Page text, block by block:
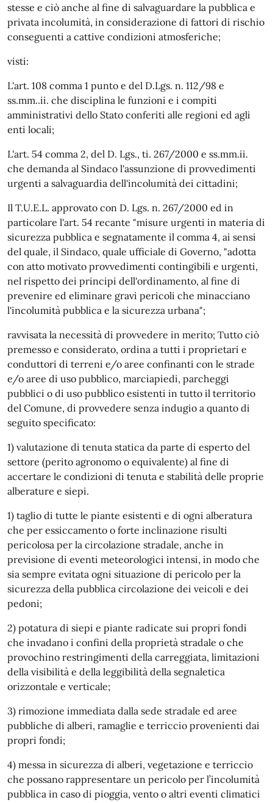
stesse e ciò anche al fine di salvaguardare la pubblica e
privata incolumità, in considerazione di fattori di rischio
conseguenti a cattive condizioni atmosferiche;
visti:
L'art. 108 comma 1 punto e del D.Lgs. n. 112/98 e
ss.mm..ii. che disciplina le funzioni e i compiti
amministrativi dello Stato conferiti alle regioni ed agli
enti locali;
L'art. 54 comma 2, del D. Lgs., ti. 267/2000 e ss.mm.ii.
che demanda al Sindaco l'assunzione di provvedimenti
urgenti a salvaguardia dell'incolumità dei cittadini;
Il T.U.E.L. approvato con D. Lgs. n. 267/2000 ed in
particolare l'art. 54 recante "misure urgenti in materia di
sicurezza pubblica e segnatamente il comma 4, ai sensi
del quale, il Sindaco, quale ufficiale di Governo, "adotta
con atto motivato provvedimenti contingibili e urgenti,
nel rispetto dei principi dell'ordinamento, al fine di
prevenire ed eliminare gravi pericoli che minacciano
l'incolumità pubblica e la sicurezza urbana";
ravvisata la necessità di provvedere in merito; Tutto ciò
premesso e considerato, ordina a tutti i proprietari e
conduttori di terreni e/o aree confinanti con le strade
e/o aree di uso pubblico, marciapiedi, parcheggi
pubblici o di uso pubblico esistenti in tutto il territorio
del Comune, di provvedere senza indugio a quanto di
seguito specificato:
1) valutazione di tenuta statica da parte di esperto del
settore (perito agronomo o equivalente) al fine di
accertare le condizioni di tenuta e stabilità delle proprie
alberature e siepi.
1) taglio di tutte le piante esistenti e di ogni alberatura
che per essiccamento o forte inclinazione risulti
pericolosa per la circolazione stradale, anche in
previsione di eventi meteorologici intensi, in modo che
sia sempre evitata ogni situazione di pericolo per la
sicurezza della pubblica circolazione dei veicoli e dei
pedoni;
2) potatura di siepi e piante radicate sui propri fondi
che invadano i confini della proprietà stradale o che
provochino restringimenti della carreggiata, limitazioni
della visibilità e della leggibilità della segnaletica
orizzontale e verticale;
3) rimozione immediata dalla sede stradale ed aree
pubbliche di alberi, ramaglie e terriccio provenienti dai
propri fondi;
4) messa in sicurezza di alberi, vegetazione e terriccio
che possano rappresentare un pericolo per l’incolumità
pubblica in caso di pioggia, vento o altri eventi climatici